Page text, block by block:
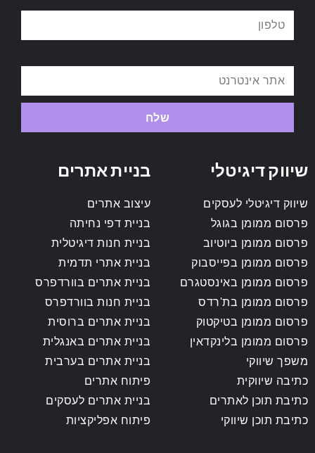
שלח
שיווק דיגיטלי
שיווק דיגיטלי לעסקים
פרסום ממומן בגוגל
פרסום ממומן ביוטיוב
פרסום ממומן בפייסבוק
פרסום ממומן באינסטגרם
פרסום ממומן בת'רדס
פרסום ממומן בטיקטוק
פרסום ממומן בלינקדאין
משפך שיווקי
כתיבה שיווקית
כתיבת תוכן לאתרים
כתיבת תוכן שיווקי
בניית אתרים
עיצוב אתרים
בניית דפי נחיתה
בניית חנות דיגיטלית
בניית אתרי תדמית
בניית אתרים בוורדפרס
בניית חנות בוורדפרס
בניית אתרים ברוסית
בניית אתרים באנגלית
בניית אתרים בערבית
פיתוח אתרים
בניית אתרים לעסקים
פיתוח אפליקציות